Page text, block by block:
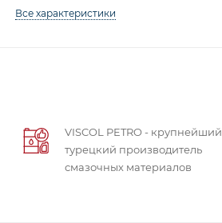
Все характеристики
VISCOL PETRO - крупнейший
турецкий производитель
смазочных материалов